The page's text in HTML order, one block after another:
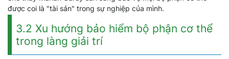
được coi là "tài sản" trong sự nghiệp của mình.
3.2 Xu hướng bảo hiểm bộ phận cơ thể
trong làng giải trí